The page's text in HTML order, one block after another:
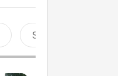
Sports aquatiques